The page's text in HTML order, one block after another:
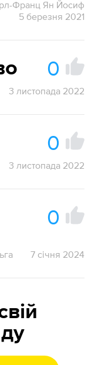
Франц Ян Йосиф
5 березня 2021
0
3 листопада 2022
0
3 листопада 2022
0
7 січня 2024